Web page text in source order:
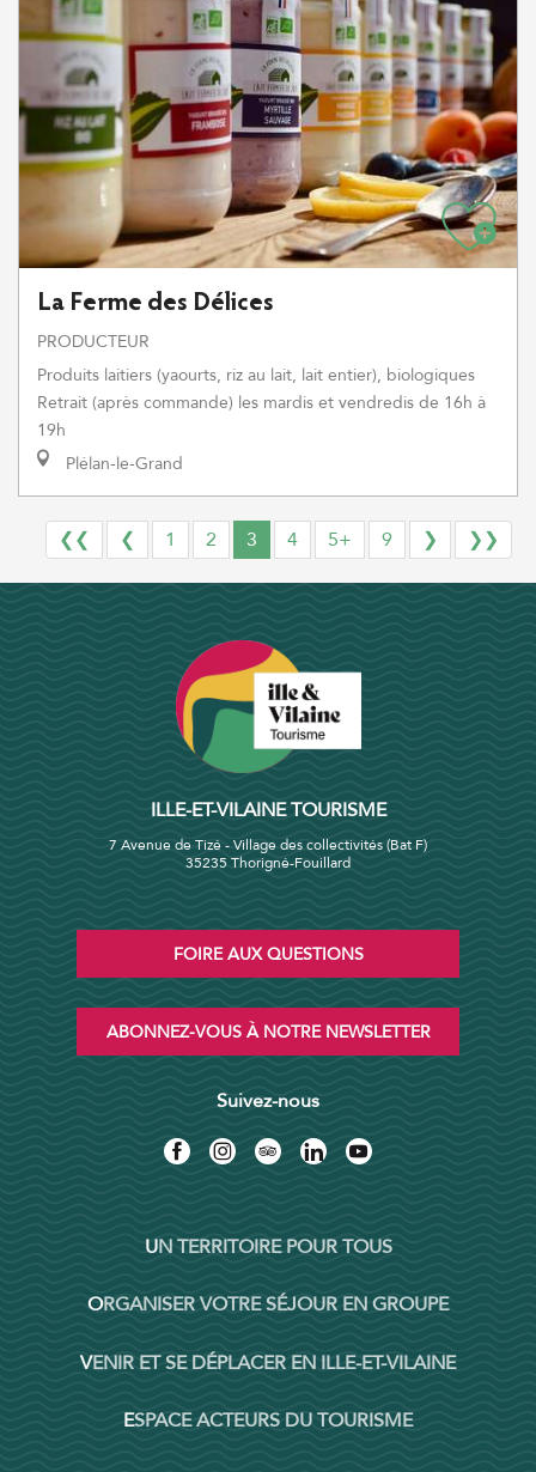
La Ferme des Délices
PRODUCTEUR
Produits laitiers (yaourts, riz au lait, lait entier), biologiques
Retrait (après commande) les mardis et vendredis de 16h à
19h
Plélan-le-Grand
❮❮ ❮ 1 2 3 4 5+ 9 ❯ ❯❯
ILLE-ET-VILAINE TOURISME
7 Avenue de Tizé - Village des collectivités (Bat F)
35235 Thorigné-Fouillard
FOIRE AUX QUESTIONS
ABONNEZ-VOUS À NOTRE NEWSLETTER
Suivez-nous
UN TERRITOIRE POUR TOUS
ORGANISER VOTRE SÉJOUR EN GROUPE
VENIR ET SE DÉPLACER EN ILLE-ET-VILAINE
ESPACE ACTEURS DU TOURISME